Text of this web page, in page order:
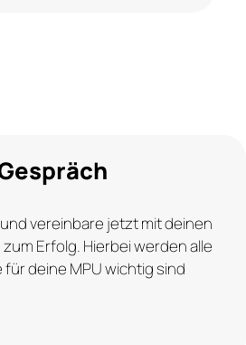
vereinbare jetzt mit deinen
Erfolg. Hierbei werden alle
deine MPU wichtig sind